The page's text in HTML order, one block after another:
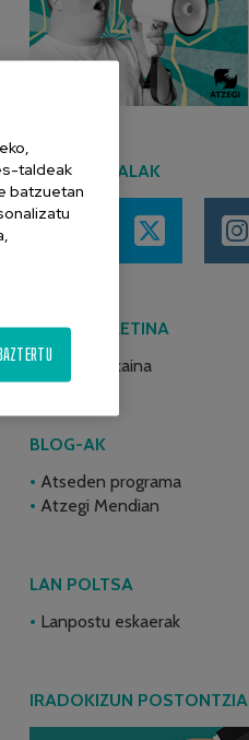
SARE SOZIALAK
AZKEN BULETINA
2026ko ekaina
BLOG-AK
Atseden programa
Atzegi Mendian
LAN POLTSA
Lanpostu eskaerak
IRADOKIZUN POSTONTZIA
taldeak
batzuetan